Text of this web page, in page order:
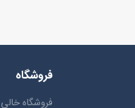
فروشگاه
فروشگاه خالی